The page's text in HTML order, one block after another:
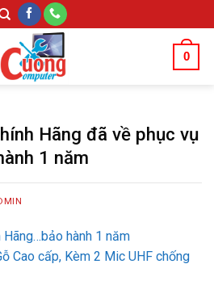
0
Hãng đã về phục vụ
1 năm
Hãng…bảo hành 1 năm
Cao cấp, Kèm 2 Mic UHF chống